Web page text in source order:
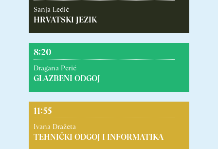
Sanja Ledić
HRVATSKI JEZIK
8:20
Dragana Perić
GLAZBENI ODGOJ
11:55
Ivana Dražeta
TEHNIČKI ODGOJ I INFORMATIKA